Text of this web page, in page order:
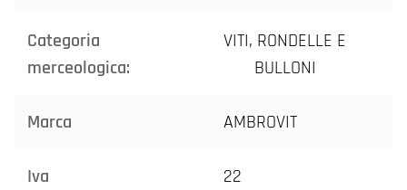
Categoria
merceologica:
VITI, RONDELLE E
BULLONI
Marca AMBROVIT
Iva 22